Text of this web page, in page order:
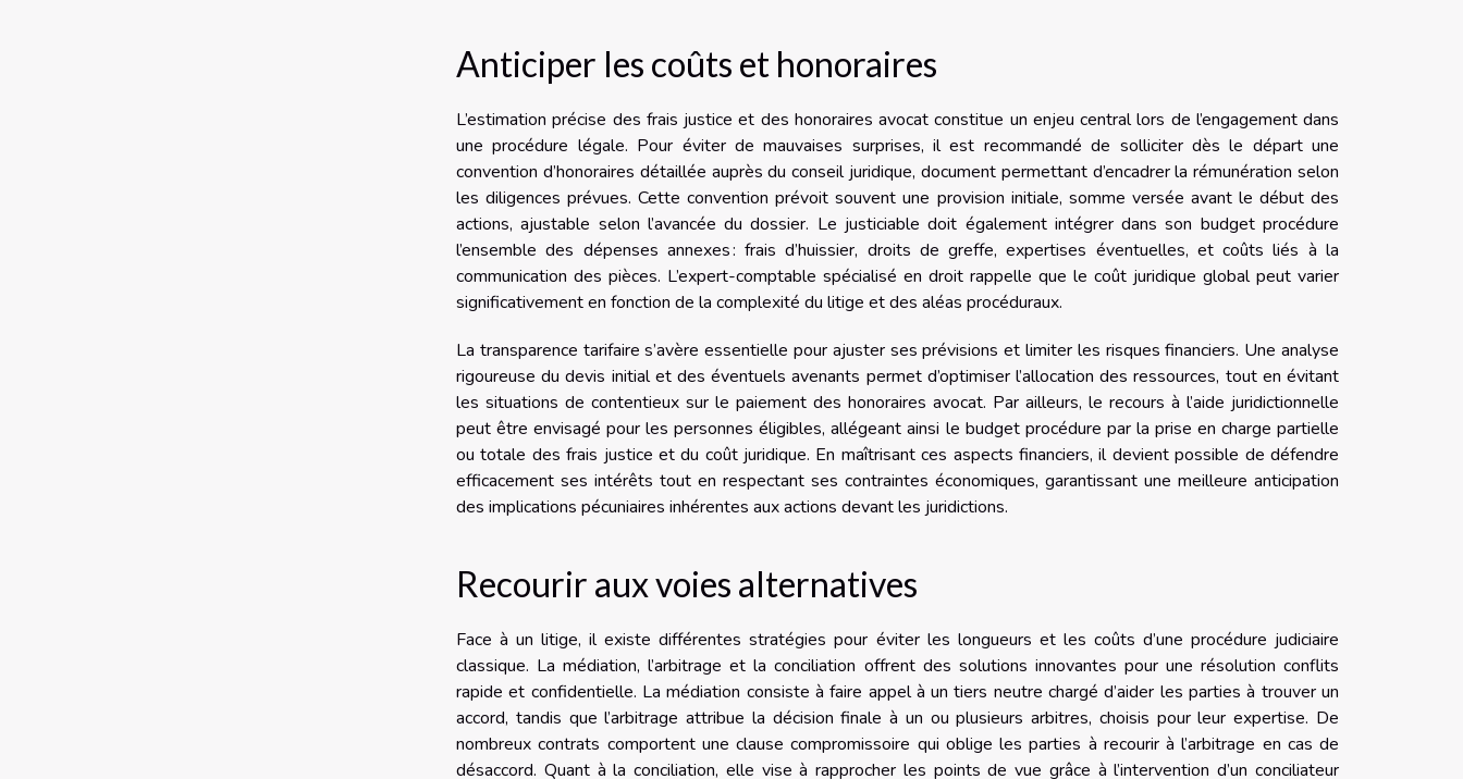
Anticiper les coûts et honoraires
L’estimation précise des frais justice et des honoraires avocat constitue un enjeu central lors de l’engagement dans
une procédure légale. Pour éviter de mauvaises surprises, il est recommandé de solliciter dès le départ une
convention d’honoraires détaillée auprès du conseil juridique, document permettant d’encadrer la rémunération selon
les diligences prévues. Cette convention prévoit souvent une provision initiale, somme versée avant le début des
actions, ajustable selon l’avancée du dossier. Le justiciable doit également intégrer dans son budget procédure
l’ensemble des dépenses annexes : frais d’huissier, droits de greffe, expertises éventuelles, et coûts liés à la
communication des pièces. L’expert-comptable spécialisé en droit rappelle que le coût juridique global peut varier
significativement en fonction de la complexité du litige et des aléas procéduraux.
La transparence tarifaire s’avère essentielle pour ajuster ses prévisions et limiter les risques financiers. Une analyse
rigoureuse du devis initial et des éventuels avenants permet d’optimiser l’allocation des ressources, tout en évitant
les situations de contentieux sur le paiement des honoraires avocat. Par ailleurs, le recours à l’aide juridictionnelle
peut être envisagé pour les personnes éligibles, allégeant ainsi le budget procédure par la prise en charge partielle
ou totale des frais justice et du coût juridique. En maîtrisant ces aspects financiers, il devient possible de défendre
efficacement ses intérêts tout en respectant ses contraintes économiques, garantissant une meilleure anticipation
des implications pécuniaires inhérentes aux actions devant les juridictions.
Recourir aux voies alternatives
Face à un litige, il existe différentes stratégies pour éviter les longueurs et les coûts d’une procédure judiciaire
classique. La médiation, l’arbitrage et la conciliation offrent des solutions innovantes pour une résolution conflits
rapide et confidentielle. La médiation consiste à faire appel à un tiers neutre chargé d’aider les parties à trouver un
accord, tandis que l’arbitrage attribue la décision finale à un ou plusieurs arbitres, choisis pour leur expertise. De
nombreux contrats comportent une clause compromissoire qui oblige les parties à recourir à l’arbitrage en cas de
désaccord. Quant à la conciliation, elle vise à rapprocher les points de vue grâce à l’intervention d’un conciliateur